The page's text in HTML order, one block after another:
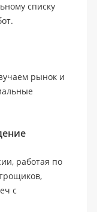
до сделки.
и 1
вторичном
2022
списку
рынок и
работая по
с